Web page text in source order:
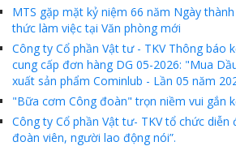
MTS gặp mặt kỷ niệm 66 năm Ngày
thức làm việc tại Văn phòng mới
Công ty Cổ phần Vật tư - TKV Thông báo
cung cấp đơn hàng DG 05-2026: "Mua
xuất sản phẩm Cominlub - Lần 05 năm
"Bữa cơm Công đoàn" trọn niềm vui gắn
Công ty Cổ phần Vật tư- TKV tổ chức diễn
đoàn viên, người lao động nói”.